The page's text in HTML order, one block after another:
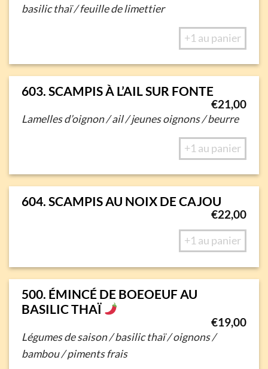
basilic thaï / feuille de limettier
+1 au panier
603. SCAMPIS À L’AIL SUR FONTE
€21,00
Lamelles d’oignon / ail / jeunes oignons / beurre
+1 au panier
604. SCAMPIS AU NOIX DE CAJOU
€22,00
+1 au panier
500. ÉMINCÉ DE BOEOEUF AU
BASILIC THAÏ
€19,00
Légumes de saison / basilic thaï / oignons /
bambou / piments frais